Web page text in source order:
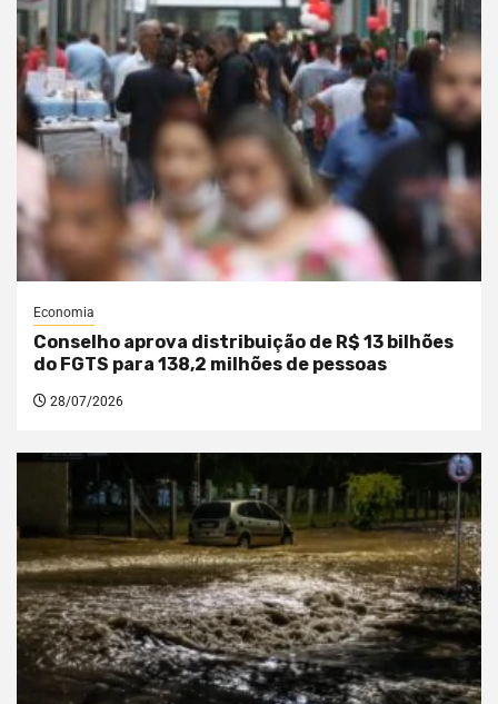
Economia
Conselho aprova distribuição de R$ 13 bilhões
do FGTS para 138,2 milhões de pessoas
28/07/2026